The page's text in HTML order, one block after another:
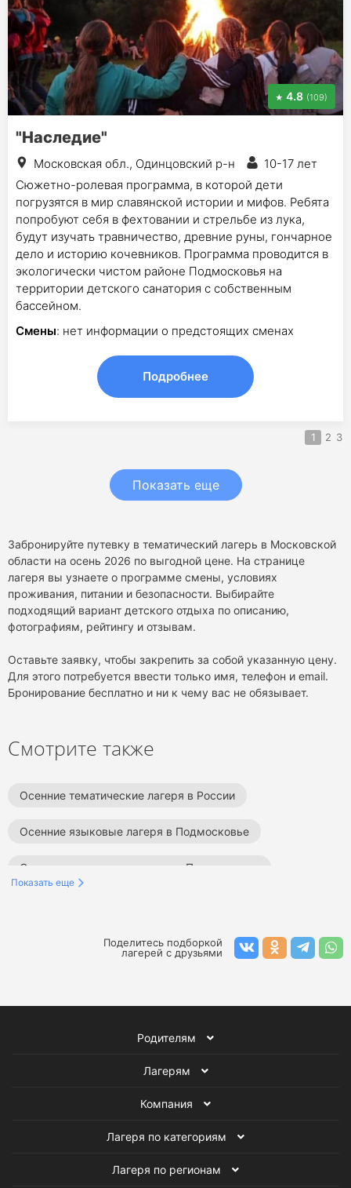
4.8 (109)
"Наследие"
Московская обл., Одинцовский р-н
10-17 лет
Сюжетно-ролевая программа, в которой дети
погрузятся в мир славянской истории и мифов. Ребята
попробуют себя в фехтовании и стрельбе из лука,
будут изучать травничество, древние руны, гончарное
дело и историю кочевников. Программа проводится в
экологически чистом районе Подмосковья на
территории детского санатория с собственным
бассейном.
Смены: нет информации о предстоящих сменах
Подробнее
1 2 3
Показать еще
Забронируйте путевку в тематический лагерь в Московской
области на осень 2026 по выгодной цене. На странице
лагеря вы узнаете о программе смены, условиях
проживания, питании и безопасности. Выбирайте
подходящий вариант детского отдыха по описанию,
фотографиям, рейтингу и отзывам.
Оставьте заявку, чтобы закрепить за собой указанную цену.
Для этого потребуется ввести только имя, телефон и email.
Бронирование бесплатно и ни к чему вас не обязывает.
Смотрите также
Осенние тематические лагеря в России
Осенние языковые лагеря в Подмосковье
Осенние спортивные лагеря в Подмосковье
Осенние творческие лагеря в Подмосковье
Тематические лагеря в Подмосковье
Показать еще
Поделитесь подборкой
лагерей с друзьями
Родителям
Лагерям
Компания
Лагеря по категориям
Лагеря по регионам